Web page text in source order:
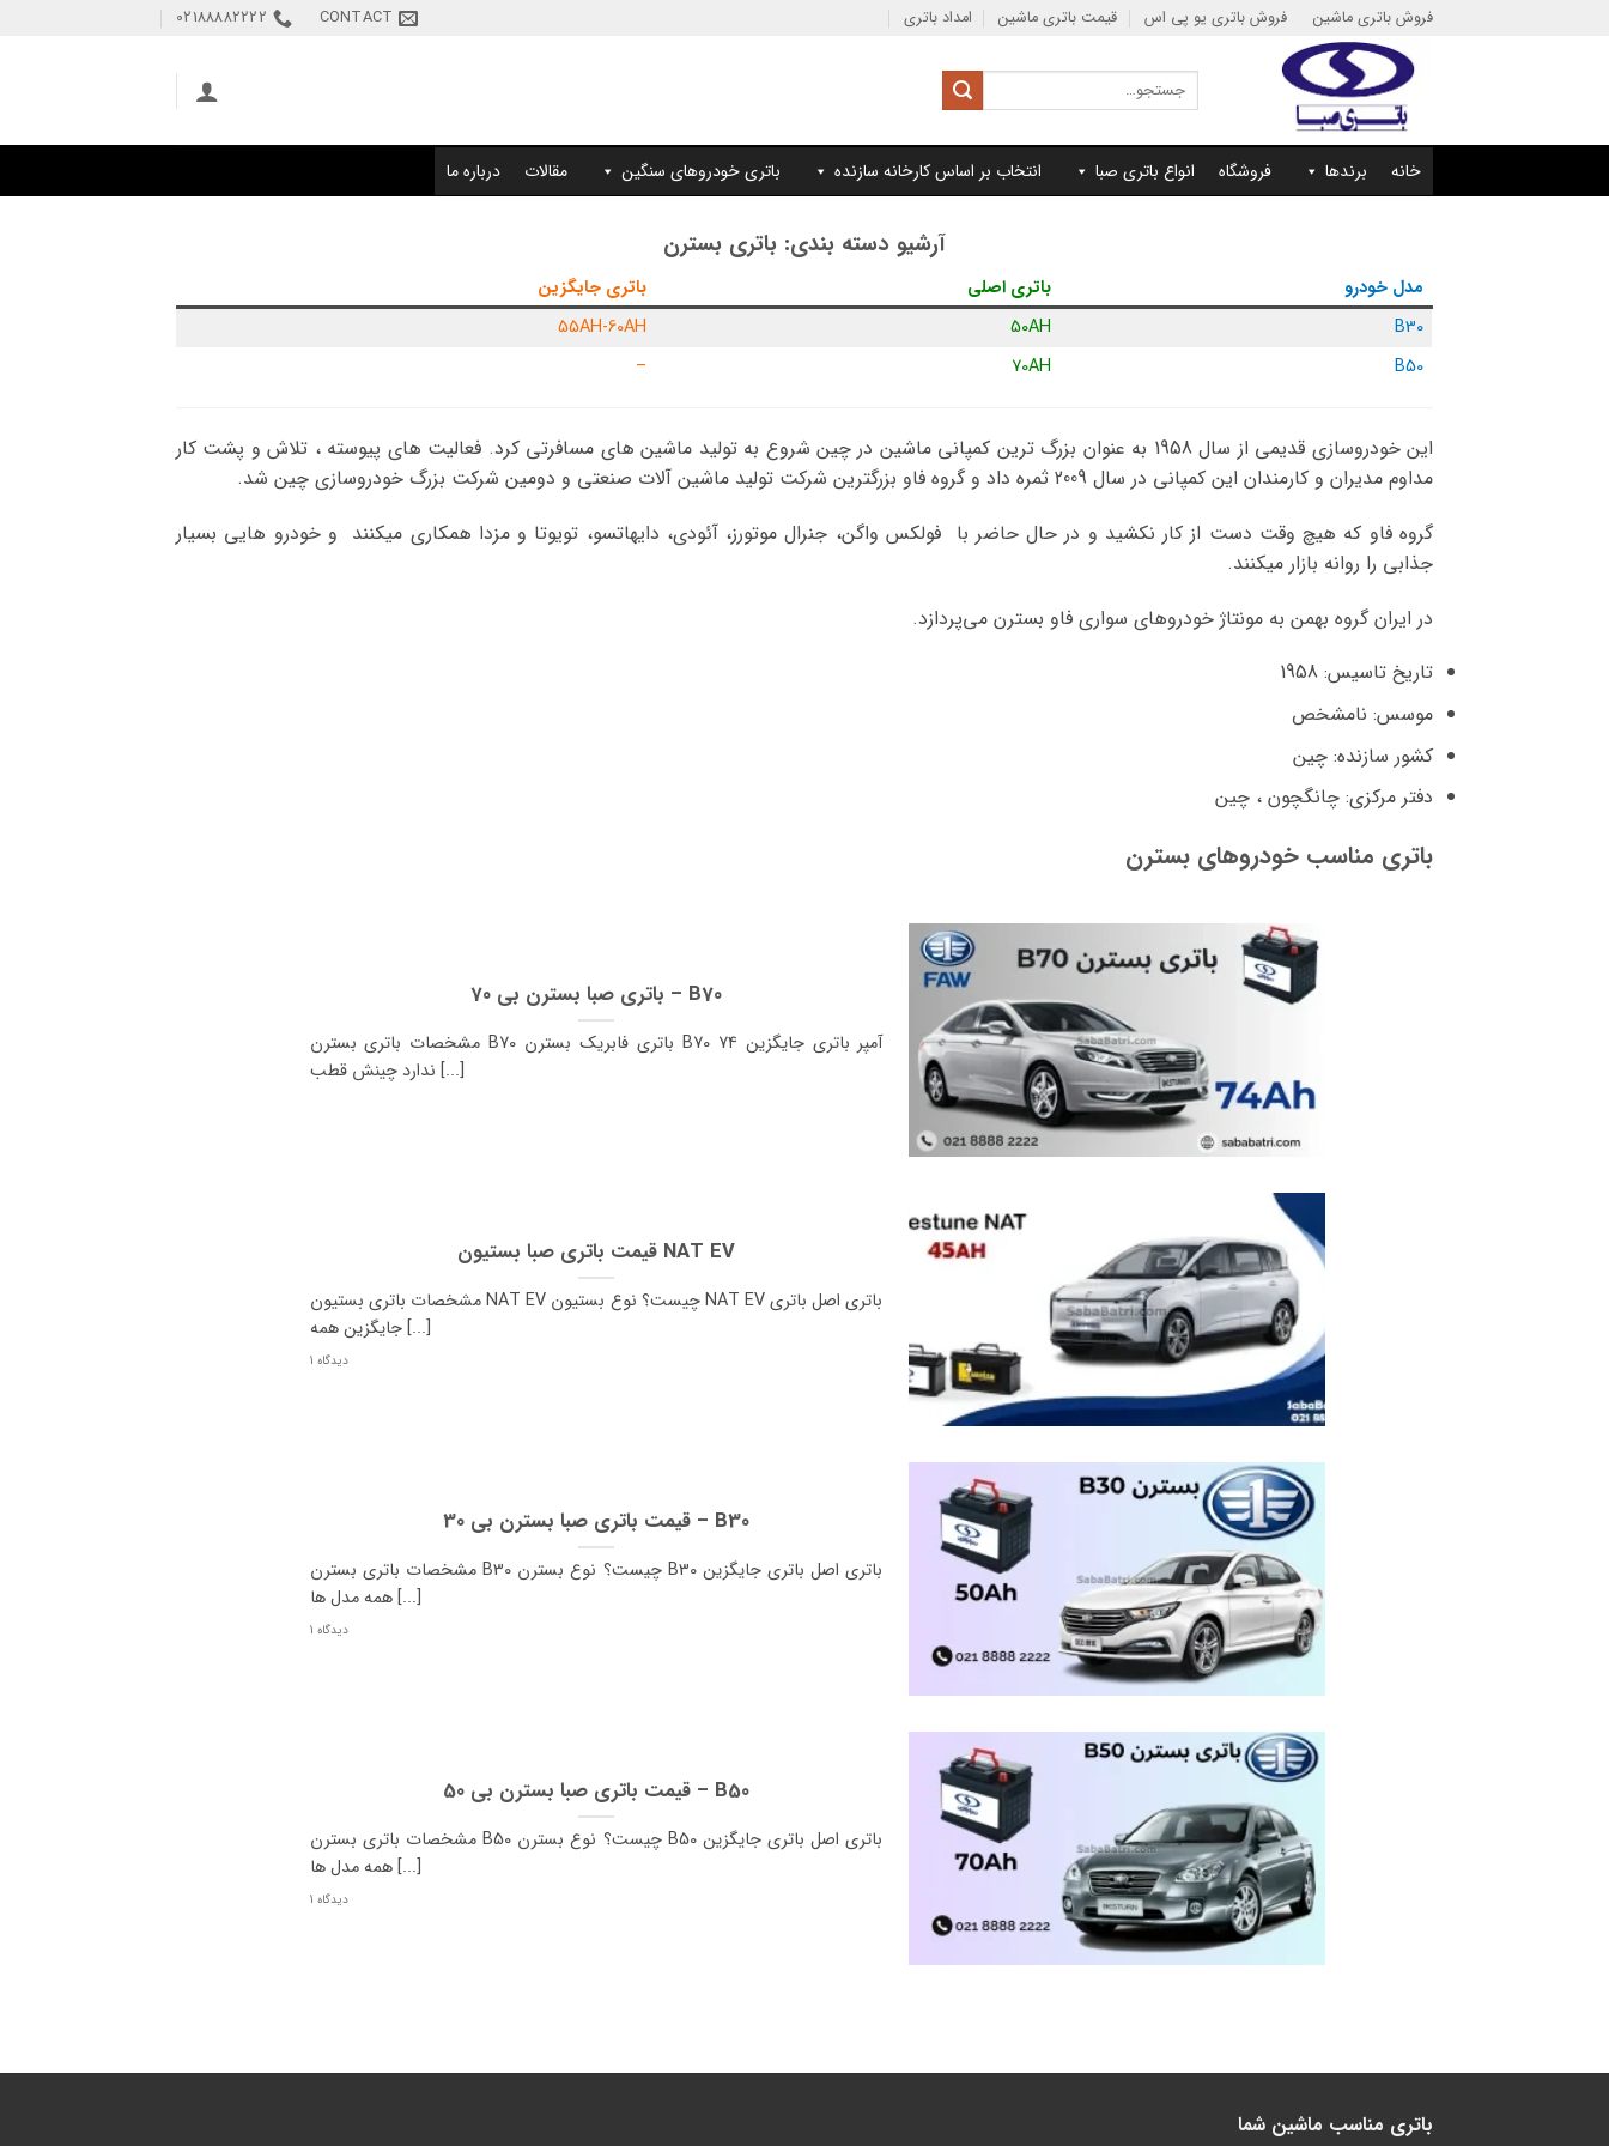
فروش باتری ماشین فروش باتری یو پی اس قیمت باتری ماشین امداد باتری CONTACT
02188882222
جستجو
برای:
خانه برندها فروشگاه انواع باتری صبا انتخاب بر اساس کارخانه سازنده باتری خودروهای سنگین مقالات درباره ما
آرشیو دسته بندی: باتری بسترن
مدل خودرو باتری اصلی
باتری جایگزین
B30
50AH
55AH-60AH
B50
70AH
–
این خودروسازی قدیمی از سال 1958 به عنوان بزرگ ترین کمپانی ماشین در چین شروع به تولید ماشین های مسافرتی کرد. فعالیت های پیوسته ، تلاش و پشت کار
مداوم مدیران و کارمندان این کمپانی در سال 2009 ثمره داد و گروه فاو بزرگترین شرکت تولید ماشین آلات صنعتی و دومین شرکت بزرگ خودروسازی چین شد.
گروه فاو که هیچ وقت دست از کار نکشید و در حال حاضر با فولکس واگن، جنرال موتورز، آئودی، دایهاتسو، تویوتا و مزدا همکاری میکنند و خودرو هایی بسیار
جذابی را روانه بازار میکنند.
در ایران گروه بهمن به مونتاژ خودروهای سواری فاو بسترن می‌پردازد.
تاریخ تاسیس: 1958
موسس: نامشخص
کشور سازنده: چین
دفتر مرکزی: چانگچون ، چین
باتری مناسب خودروهای بسترن
باتری صبا بسترن بی 70 – B70
مشخصات باتری بسترن B70 باتری فابریک بسترن B70 74 آمپر باتری جایگزین
ندارد چینش قطب [...]
قیمت باتری صبا بستیون NAT EV
مشخصات باتری بستیون NAT EV چیست؟ نوع بستیون NAT EV باتری اصل باتری
جایگزین همه [...]
1 دیدگاه
قیمت باتری صبا بسترن بی 30 – B30
مشخصات باتری بسترن B30 چیست؟ نوع بسترن B30 باتری اصل باتری جایگزین
همه مدل ها [...]
1 دیدگاه
قیمت باتری صبا بسترن بی 50 – B50
مشخصات باتری بسترن B50 چیست؟ نوع بسترن B50 باتری اصل باتری جایگزین
همه مدل ها [...]
1 دیدگاه
باتری مناسب ماشین شما